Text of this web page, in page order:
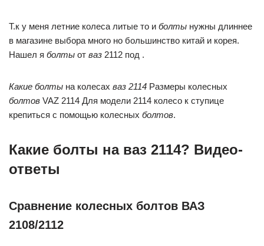
Т.к у меня летние колеса литые то и болты нужны длиннее
в магазине выбора много но большинство китай и корея.
Нашел я болты от ваз 2112 под .
Какие болты на колесах ваз 2114 Размеры колесных
болтов VAZ 2114 Для модели 2114 колесо к ступице
крепиться с помощью колесных болтов.
Какие болты на ваз 2114? Видео-
ответы
Сравнение колесных болтов ВАЗ
2108/2112